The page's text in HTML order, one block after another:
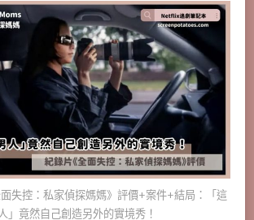
失控：私家偵探媽媽》評價+案件+結局：「這
」竟然自己創造另外的實境秀！